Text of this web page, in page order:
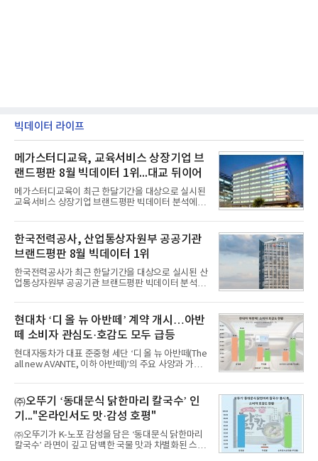
빅데이터 라이프
메가스터디교육, 교육서비스 상장기업 브
랜드평판 8월 빅데이터 1위...대교 뒤이어
메가스터디교육이 최근 한달기간을 대상으로 실시된
교육서비스 상장기업 브랜드평판 빅데이터 분석에서
일 한국기업평판연구소(소장 구창환)는 국내 교육서
비스 상장기업 브랜드를 대상으로 지난 7월 7일부터
8월 7일까지 수집된 소비자 빅데이터 10,074,233건
을 분석한 결과, 메가스터디교육이 브랜드평판지수
1,710,926을 기록하며 8월 1위에 올랐다고 밝혔다.
분석에 활용된 빅데이터는 지난 7월(9,491,206건) 대
비 6.14% 증가한 수치로, 교육서비스 상장기업 브랜
디교육, 대교, 디지
한국전력공사, 산업통상자원부 공공기관
브랜드평판 8월 빅데이터 1위
한국전력공사가 최근 한달기간을 대상으로 실시된 산
업통상자원부 공공기관 브랜드평판 빅데이터 분석에
이 순으로 뒤를 이었다.7일 한국기업평판연구소(소장
구창환)는 산업통상자원부 공공기관 41개 브랜드를
대상으로 지난 7월 7일부터 8월 7일까지 수집된 소비
자 빅데이터 91,102,549건을 분석한 결과, 한국전력
공사가 브랜드평판지수 10,670,633을 기록하며 8월
1위에 올랐다고 밝혔다. 분석에 활용된 빅데이터는 지
난 7월(88,893,823건) 대비 2.48% 증가한 수치다.연
수력원자력, 한국석
현대차 ‘디 올 뉴 아반떼’ 계약 개시…아반
떼 소비자 관심도·호감도 모두 급등
현대자동차가 대표 준중형 세단 ‘디 올 뉴 아반떼(The
all new AVANTE, 이하 아반떼)’의 주요 사양과 가격
떼는 6년 만에 선보이는 8세대 완전변경 모델로, ▲정
교한 선과 면을 중심으로 완성한 파격적인 디자인 ▲
과거 중형 세단 수준으로 확대된 차체 제원 ▲글로벌
최고 수준의 안전성 ▲성능과 효율을 동시에 높인 주
행 완성도 ▲첨단 편의 및 디지털 사양 적용 등을 통해
글로벌 준중형 세단의 새로운 기준을 세웠다.아반떼
는 가솔린 2.0과 1.6 하이브리드 두 가지 파워트레인
㈜오뚜기 ‘동대문식 닭한마리 칼국수’ 인
기..."온라인서도 맛·감성 호평"
㈜오뚜기가 K-노포 감성을 담은 ‘동대문식 닭한마리
칼국수’ 라면이 깊고 담백한 국물 맛과 차별화된 스토